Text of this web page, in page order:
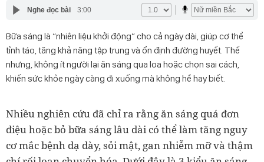
Nghe đọc bài 3:00
Bữa sáng là “nhiên liệu khởi động” cho cả ngày dài, giúp cơ thể
tỉnh táo, tăng khả năng tập trung và ổn định đường huyết. Thế
nhưng, không ít người lại ăn sáng qua loa hoặc chọn sai cách,
khiến sức khỏe ngày càng đi xuống mà không hề hay biết.
Nhiều nghiên cứu đã chỉ ra rằng ăn sáng quá đơn
điệu hoặc bỏ bữa sáng lâu dàicó thể làm tăng nguy
cơ mắc bệnh dạ dày, sỏi mật, gan nhiễm mỡ và thậm